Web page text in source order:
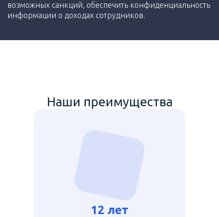
возможных санкций, обеспечить конфиденциальность
информации о доходах сотрудников.
Наши преимущества
12 лет